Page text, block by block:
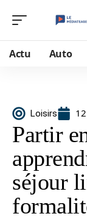
Actu Auto
Loisirs
Partir
séjour